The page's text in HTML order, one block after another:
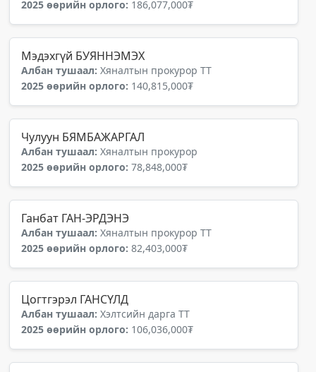
2025 өөрийн орлого: 186,077,000₮
Мэдэхгүй БУЯННЭМЭХ
Албан тушаал: Хяналтын прокурор ТТ
2025 өөрийн орлого: 140,815,000₮
Чулуун БЯМБАЖАРГАЛ
Албан тушаал: Хяналтын прокурор
2025 өөрийн орлого: 78,848,000₮
Ганбат ГАН-ЭРДЭНЭ
Албан тушаал: Хяналтын прокурор ТТ
2025 өөрийн орлого: 82,403,000₮
Цогтгэрэл ГАНСҮЛД
Албан тушаал: Хэлтсийн дарга ТТ
2025 өөрийн орлого: 106,036,000₮